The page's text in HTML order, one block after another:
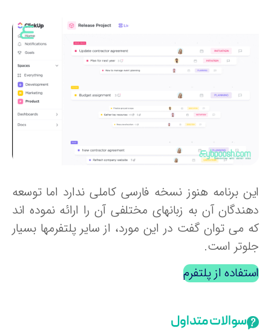
برنامه هنوز نسخه فارسی کاملی ندارد اما توسعه
آن به زبانهای مختلفی آن را ارائه نموده اند
می توان گفت در این مورد، از سایر پلتفرمها بسیار
است.
از پلتفرم
سوالات متداول